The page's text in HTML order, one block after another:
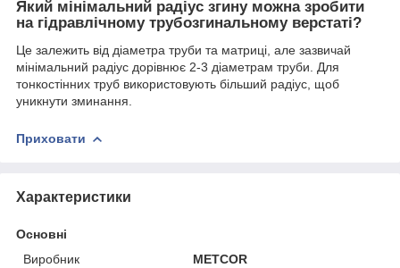
Який мінімальний радіус згину можна зробити
на гідравлічному трубозгинальному верстаті?
Це залежить від діаметра труби та матриці, але зазвичай
мінімальний радіус дорівнює 2-3 діаметрам труби. Для
тонкостінних труб використовують більший радіус, щоб
уникнути зминання.
Приховати
Характеристики
Основні
Виробник
METCOR